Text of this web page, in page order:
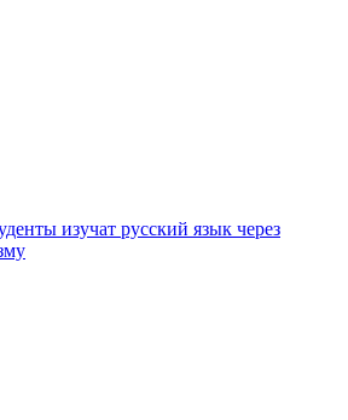
изучат русский язык через